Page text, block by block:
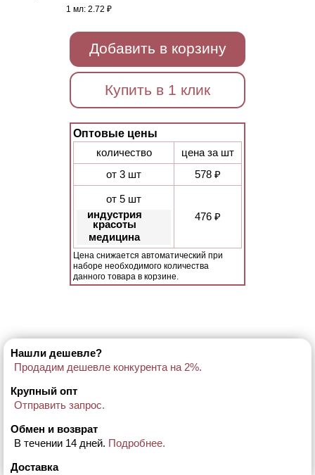
1 мл:2.72 ₽
Добавить в корзину
Купить в 1 клик
Оптовые цены
количество
цена за шт
от 3 шт
578 ₽
от 5 шт
индустрия
красоты
медицина
476 ₽
Цена снижается автоматический при
наборе необходимого количества
данного товара в корзине.
Нашли дешевле?
Продадим дешевле конкурента на 2%.
Крупный опт
Отправить запрос.
Обмен и возврат
В течении 14 дней. Подробнее.
Доставка